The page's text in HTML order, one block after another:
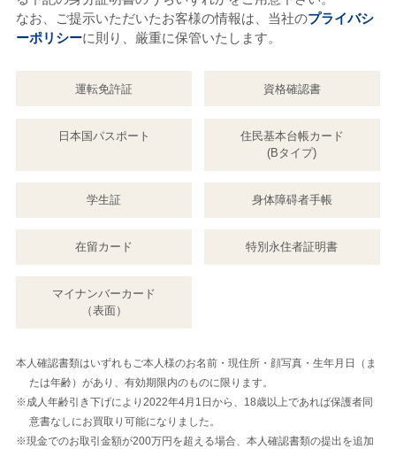
なお、ご提示いただいたお客様の情報は、当社のプライバシ
ーポリシーに則り、厳重に保管いたします。
運転免許証 資格確認書
日本国パスポート
住民基本台帳カード
(Bタイプ)
学生証 身体障碍者手帳
在留カード 特別永住者証明書
マイナンバーカード
（表面）
本人確認書類はいずれもご本人様のお名前・現住所・顔写真・生年月日（ま
たは年齢）があり、有効期限内のものに限ります。
※成人年齢引き下げにより2022年4月1日から、18歳以上であれば保護者同
意書なしにお買取り可能になりました。
※現金でのお取引金額が200万円を超える場合、本人確認書類の提出を追加